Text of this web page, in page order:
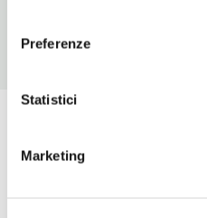
Preferenze
Statistici
Marketing